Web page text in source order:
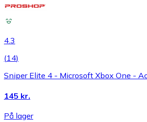
4.3
(14)
Sniper Elite 4 - Microsoft Xbox One -
145 kr.
På lager